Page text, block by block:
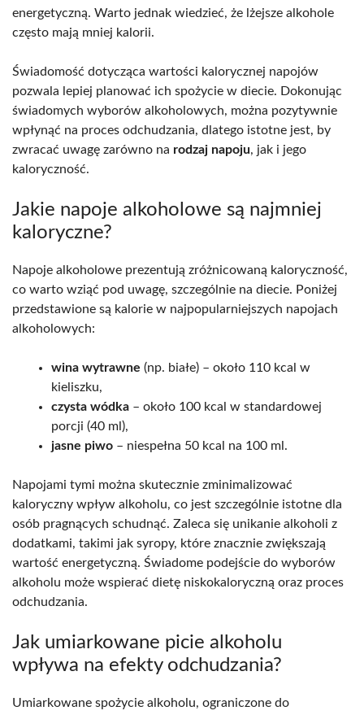
energetyczną. Warto jednak wiedzieć, że lżejsze alkohole
często mają mniej kalorii.
Świadomość dotycząca wartości kalorycznej napojów
pozwala lepiej planować ich spożycie w diecie. Dokonując
świadomych wyborów alkoholowych, można pozytywnie
wpłynąć na proces odchudzania, dlatego istotne jest, by
zwracać uwagę zarówno na rodzaj napoju, jak i jego
kaloryczność.
Jakie napoje alkoholowe są najmniej
kaloryczne?
Napoje alkoholowe prezentują zróżnicowaną kaloryczność,
co warto wziąć pod uwagę, szczególnie na diecie. Poniżej
przedstawione są kalorie w najpopularniejszych napojach
alkoholowych:
wina wytrawne (np. białe) – około 110 kcal w
kieliszku,
czysta wódka – około 100 kcal w standardowej
porcji (40 ml),
jasne piwo – niespełna 50 kcal na 100 ml.
Napojami tymi można skutecznie zminimalizować
kaloryczny wpływ alkoholu, co jest szczególnie istotne dla
osób pragnących schudnąć. Zaleca się unikanie alkoholi z
dodatkami, takimi jak syropy, które znacznie zwiększają
wartość energetyczną. Świadome podejście do wyborów
alkoholu może wspierać dietę niskokaloryczną oraz proces
odchudzania.
Jak umiarkowane picie alkoholu
wpływa na efekty odchudzania?
Umiarkowane spożycie alkoholu, ograniczone do